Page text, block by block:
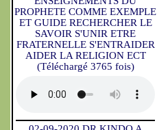
PROPHETE COMME EXEMPLE
ET GUIDE RECHERCHER LE
SAVOIR S'UNIR ETRE
FRATERNELLE S'ENTRAIDER
AIDER LA RELIGION ECT
(Téléchargé 3765 fois)